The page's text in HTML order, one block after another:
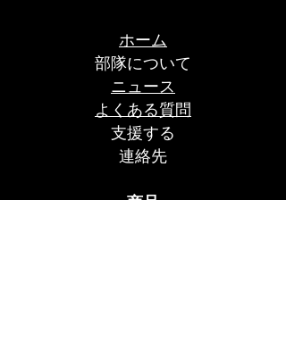
ホーム
部隊について
ニュース
よくある質問
支援する
連絡先
商品